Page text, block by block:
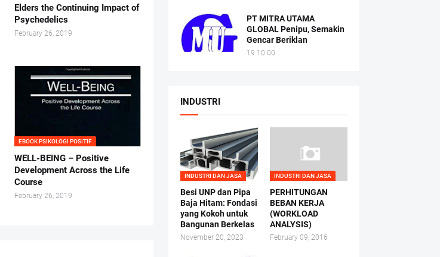
Elders the Continuing Impact of
Psychedelics
February 26, 2019
EBOOK PSIKOLOGI POSITIF
WELL-BEING – Positive
Development Across the Life
Course
February 26, 2019
PT MITRA UTAMA
GLOBAL Penipu, Semakin
Gencar Beriklan
19.10.00
INDUSTRI
INDUSTRI DAN JASA
Besi UNP dan Pipa
Baja Hitam: Fondasi
yang Kokoh untuk
Bangunan Berkelas
November 20, 2023
INDUSTRI DAN JASA
PERHITUNGAN
BEBAN KERJA
(WORKLOAD
ANALYSIS)
February 09, 2016